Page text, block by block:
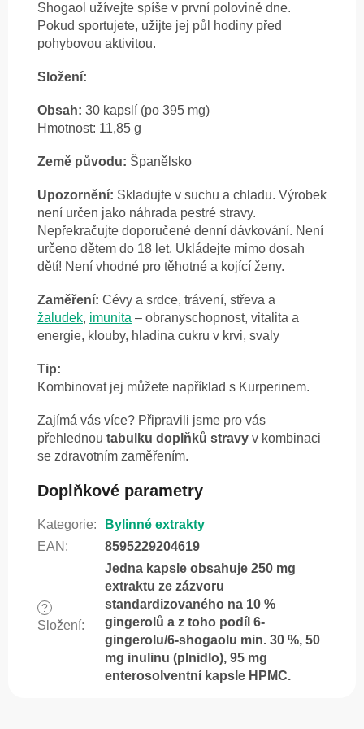
Shogaol užívejte spíše v první polovině dne.
Pokud sportujete, užijte jej půl hodiny před
pohybovou aktivitou.
Složení:
Obsah: 30 kapslí (po 395 mg)
Hmotnost: 11,85 g
Země původu: Španělsko
Upozornění: Skladujte v suchu a chladu. Výrobek
není určen jako náhrada pestré stravy.
Nepřekračujte doporučené denní dávkování. Není
určeno dětem do 18 let. Ukládejte mimo dosah
dětí! Není vhodné pro těhotné a kojící ženy.
Zaměření: Cévy a srdce, trávení, střeva a
žaludek, imunita – obranyschopnost, vitalita a
energie, klouby, hladina cukru v krvi, svaly
Tip:
Kombinovat jej můžete například s Kurperinem.
Zajímá vás více? Připravili jsme pro vás
přehlednou tabulku doplňků stravy v kombinaci
se zdravotním zaměřením.
Doplňkové parametry
Kategorie:
Bylinné extrakty
EAN : 8595229204619
?
Složení:
Jedna kapsle obsahuje 250 mg
extraktu ze zázvoru
standardizovaného na 10 %
gingerolů a z toho podíl 6-
gingerolu/6-shogaolu min. 30 %, 50
mg inulinu (plnidlo), 95 mg
enterosolventní kapsle HPMC.